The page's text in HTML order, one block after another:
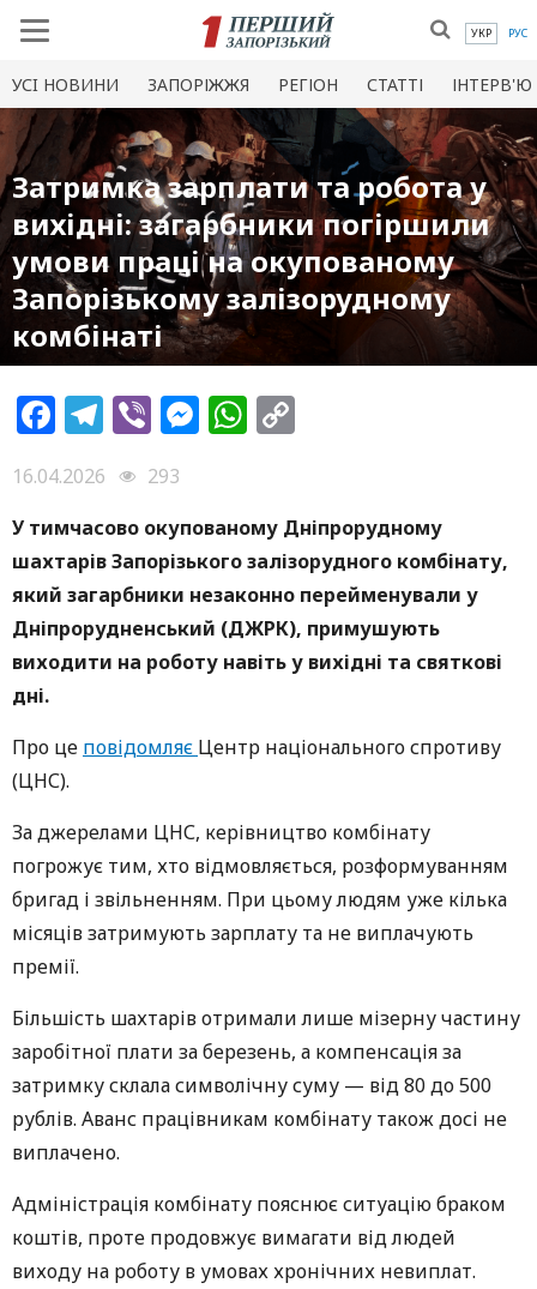
УКР РУС
УСI НОВИНИ ЗАПОРІЖЖЯ РЕГІОН СТАТТІ ІНТЕРВ'Ю
Затримка зарплати та робота у
вихідні: загарбники погіршили
умови праці на окупованому
Запорізькому залізорудному
комбінаті
Facebook
Telegram
ViberMessenger
WhatsApp
16.04.2026
293
У тимчасово окупованому Дніпрорудному
шахтарів Запорізького залізорудного комбінату,
який загарбники незаконно перейменували у
Дніпрорудненський (ДЖРК), примушують
виходити на роботу навіть у вихідні та святкові
дні.
Про це повідомляє Центр національного спротиву
(ЦНС).
За джерелами ЦНС, керівництво комбінату
погрожує тим, хто відмовляється, розформуванням
бригад і звільненням. При цьому людям уже кілька
місяців затримують зарплату та не виплачують
премії.
Більшість шахтарів отримали лише мізерну частину
заробітної плати за березень, а компенсація за
затримку склала символічну суму — від 80 до 500
рублів. Аванс працівникам комбінату також досі не
виплачено.
Адміністрація комбінату пояснює ситуацію браком
коштів, проте продовжує вимагати від людей
виходу на роботу в умовах хронічних невиплат.